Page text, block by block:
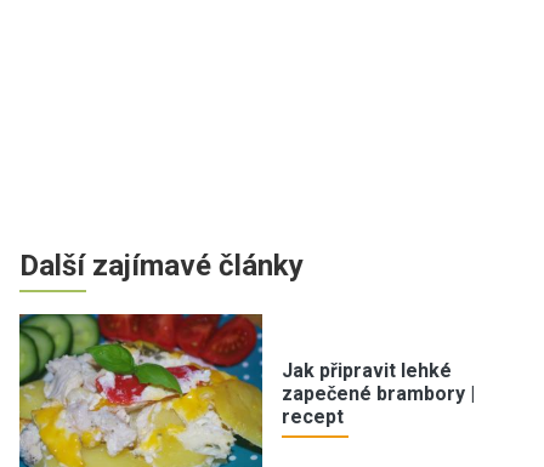
Další zajímavé články
Jak připravit lehké
zapečené brambory |
recept